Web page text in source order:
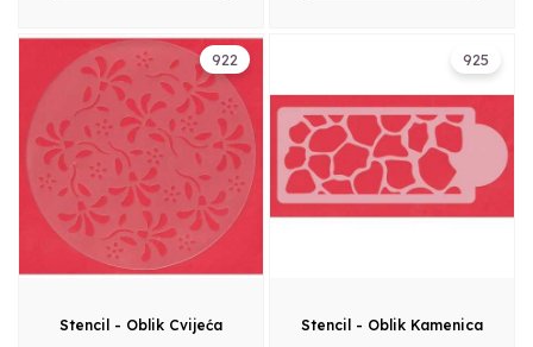
922
Stencil - Oblik Cvijeća
925
Stencil - Oblik Kamenica